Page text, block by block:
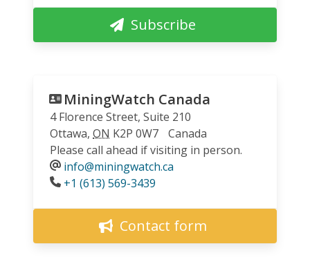
Subscribe
MiningWatch Canada
4 Florence Street, Suite 210
Ottawa, ON K2P 0W7
Canada
Please call ahead if visiting in person.
info@miningwatch.ca
Phone
+1 (613) 569-3439
Contact form